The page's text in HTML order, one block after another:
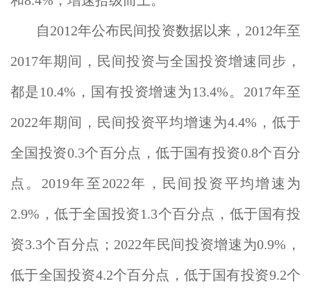
自2012年公布民间投资数据以来，2012年至
2017年期间，民间投资与全国投资增速同步，
都是10.4%，国有投资增速为13.4%。2017年至
2022年期间，民间投资平均增速为4.4%，低于
全国投资0.3个百分点，低于国有投资0.8个百分
点。2019年至2022年，民间投资平均增速为
2.9%，低于全国投资1.3个百分点，低于国有投
资3.3个百分点；2022年民间投资增速为0.9%，
低于全国投资4.2个百分点，低于国有投资9.2个